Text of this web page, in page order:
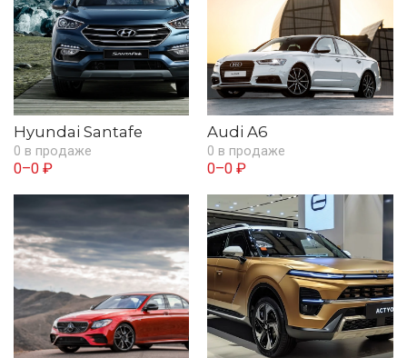
Hyundai Santafe
0 в продаже
0–0 ₽
Audi A6
0 в продаже
0–0 ₽